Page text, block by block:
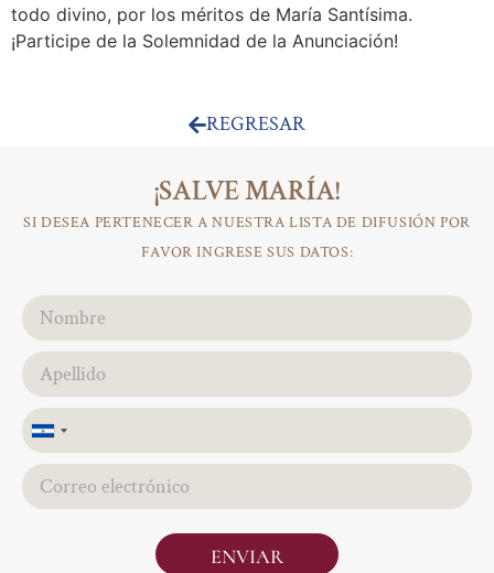
todo divino, por los méritos de María Santísima.
¡Participe de la Solemnidad de la Anunciación!
REGRESAR
¡SALVE MARÍA!
SI DESEA PERTENECER A NUESTRA LISTA DE DIFUSIÓN POR
FAVOR INGRESE SUS DATOS:
El
Salvador
+503
ENVIAR